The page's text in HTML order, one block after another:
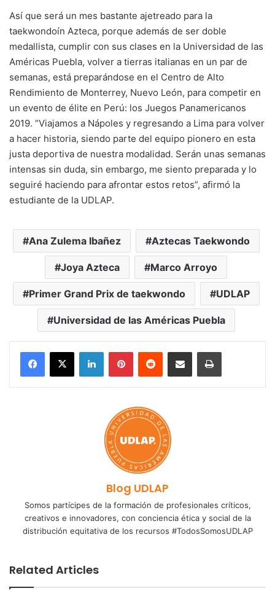
Así que será un mes bastante ajetreado para la
taekwondoín Azteca, porque además de ser doble
medallista, cumplir con sus clases en la Universidad de las
Américas Puebla, volver a tierras italianas en un par de
semanas, está preparándose en el Centro de Alto
Rendimiento de Monterrey, Nuevo León, para competir en
un evento de élite en Perú: los Juegos Panamericanos
2019. “Viajamos a Nápoles y regresando a Lima para volver
a hacer historia, siendo parte del equipo pionero en esta
justa deportiva de nuestra modalidad. Serán unas semanas
intensas sin duda, sin embargo, me siento preparada y lo
seguiré haciendo para afrontar estos retos”, afirmó la
estudiante de la UDLAP.
Ana Zulema Ibañez Aztecas Taekwondo
Joya Azteca Marco Arroyo
Primer Grand Prix de taekwondo UDLAP
Universidad de las Américas Puebla
LinkedInPinterestReddit Share via Email Print
Blog UDLAP
Somos partícipes de la formación de profesionales críticos,
creativos e innovadores, con conciencia ética y social de la
distribución equitativa de los recursos #TodosSomosUDLAP
Related Articles